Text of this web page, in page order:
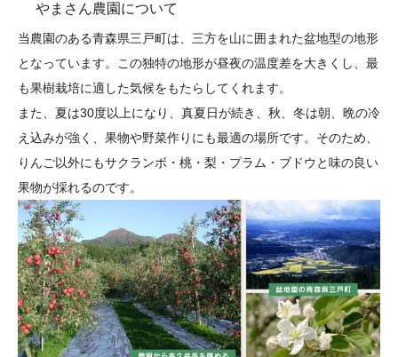
やまさん農園について
当農園のある青森県三戸町は、三方を山に囲まれた盆地型の地形
となっています。この独特の地形が昼夜の温度差を大きくし、最
も果樹栽培に適した気候をもたらしてくれます。
また、夏は30度以上になり、真夏日が続き、秋、冬は朝、晩の冷
え込みが強く、果物や野菜作りにも最適の場所です。そのため、
りんご以外にもサクランボ・桃・梨・プラム・ブドウと味の良い
果物が採れるのです。